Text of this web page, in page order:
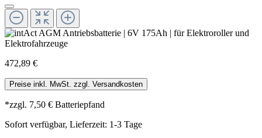
472,89 €
Preise inkl. MwSt. zzgl. Versandkosten
*zzgl. 7,50 € Batteriepfand
Sofort verfügbar, Lieferzeit: 1-3 Tage